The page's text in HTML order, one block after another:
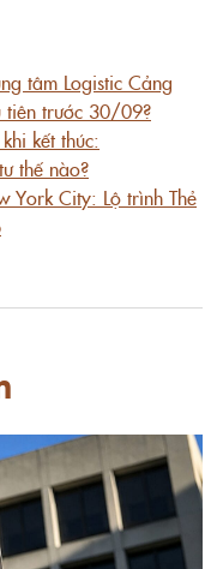
tâm Logistic Cảng
tiên trước 30/09?
kết thúc:
thế nào?
York City: Lộ trình Thẻ